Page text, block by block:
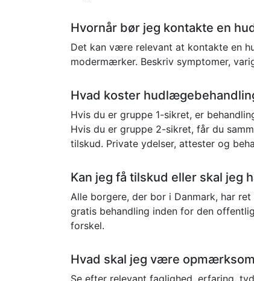
Hvornår bør jeg kontakte en
Det kan være relevant at kontakte en
modermærker. Beskriv symptomer,
Hvad koster
Hvis du er gruppe 1-sikret, er
Hvis du er gruppe 2-sikret, får du
tilskud. Private ydelser, attester og
Kan jeg få tilskud eller skal jeg
Alle borgere, der bor i Danmark, har
gratis behandling inden for den
forskel.
Hvad skal jeg være
Se efter relevant faglighed, erfaring,